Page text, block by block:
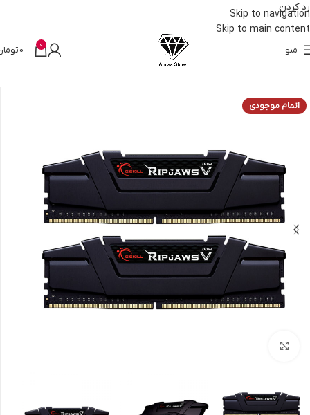
رد کردن
Skip to navigation
Skip to main content
منو 0
0
اتمام موجودی